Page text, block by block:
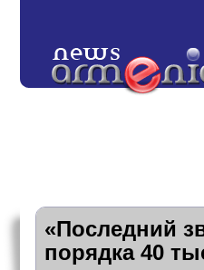
«Последний
порядка 40